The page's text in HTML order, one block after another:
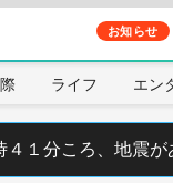
お知らせ
ライフ エン
１分ころ、地震が